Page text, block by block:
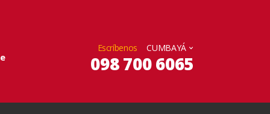
Escríbenos
098 700 6065